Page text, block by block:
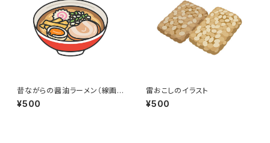
昔ながらの醤油ラーメン（線画カ
ラー）のイラスト
¥500
雷おこしのイラスト
¥500